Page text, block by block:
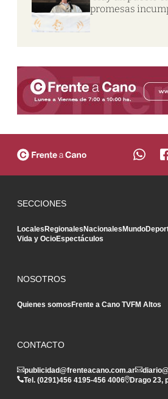
promesas
SECCIONES
LocalesRegionalesNacionalesMundo
Vida y OcioEspectáculos
NOSOTROS
Quienes somosFrente a Cano TVFM Altos
CONTACTO
publicidad@frenteacano.com.ar
Tel. (0291)456 4195-456 4006 Drago 23,